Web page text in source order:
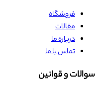
فروشگاه
مقالات
درباره ما
تماس با ما
سوالات و قوانین